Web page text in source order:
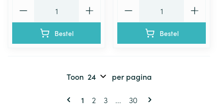
Bestel Bestel
Pagina's
U lees momenteel pagina
1 Pagina
2 Pagina
3 ... Pagina
30
Toon per pagina